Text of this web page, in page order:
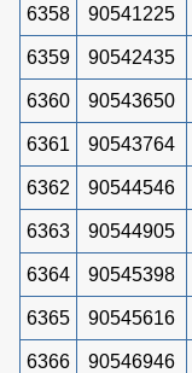
6358 90541225
6359 90542435
6360 90543650
6361 90543764
6362 90544546
6363 90544905
6364 90545398
6365 90545616
6366 90546946